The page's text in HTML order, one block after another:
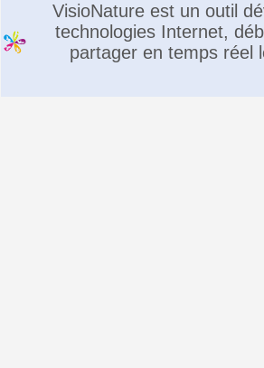
VisioNature est un outil
technologies Internet,
partager en temps réel